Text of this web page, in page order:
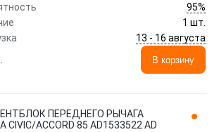
95%
1 шт.
13 - 16 августа
В корзину
ПЕРЕДНЕГО РЫЧАГА
CIVIC/ACCORD 85 AD1533522 AD